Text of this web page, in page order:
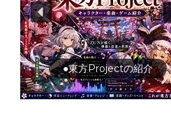
旅行の前に旅行先をチェック